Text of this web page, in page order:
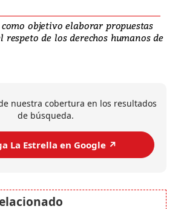
objetivo elaborar propuestas
de los derechos humanos de
nuestra cobertura en los resultados
de búsqueda.
La Estrella en Google ↗️